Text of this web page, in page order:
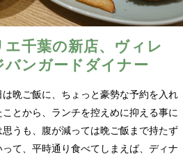
エ千葉の新店、ヴィレ
バンガードダイナー
サービスも
は晩ご飯に、ちょっと豪勢な予約を入れ
ことから、ランチを控えめに抑える事に
思うも、腹が減っては晩ご飯まで持たず
って、平時通り食べてしまえば、ディナ